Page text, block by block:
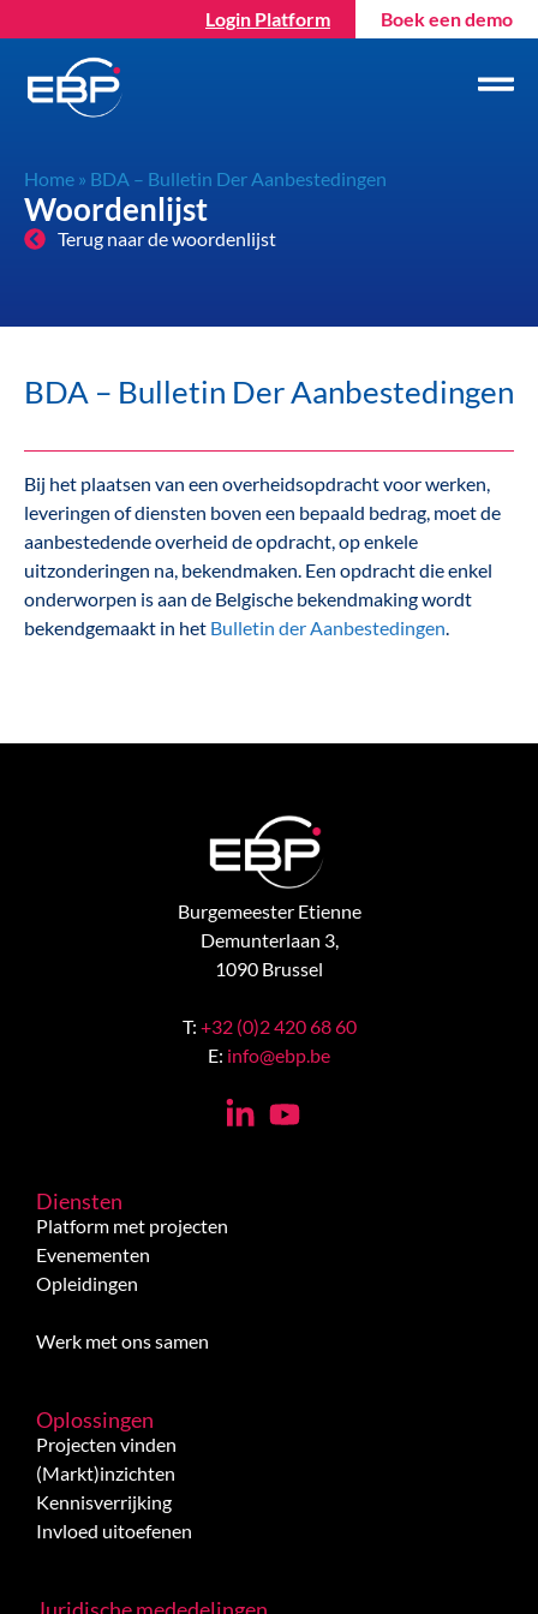
Login Platform Boek een demo
Home » BDA – Bulletin Der Aanbestedingen
Woordenlijst
Terug naar de woordenlijst
BDA – Bulletin Der Aanbestedingen
Bij het plaatsen van een overheidsopdracht voor werken,
leveringen of diensten boven een bepaald bedrag, moet de
aanbestedende overheid de opdracht, op enkele
uitzonderingen na, bekendmaken. Een opdracht die enkel
onderworpen is aan de Belgische bekendmaking wordt
bekendgemaakt in het Bulletin der Aanbestedingen.
Burgemeester Etienne
Demunterlaan 3,
1090 Brussel
T: +32 (0)2 420 68 60
E: info@ebp.be
Diensten
Platform met projecten
Evenementen
Opleidingen
Werk met ons samen
Oplossingen
Projecten vinden
(Markt)inzichten
Kennisverrijking
Invloed uitoefenen